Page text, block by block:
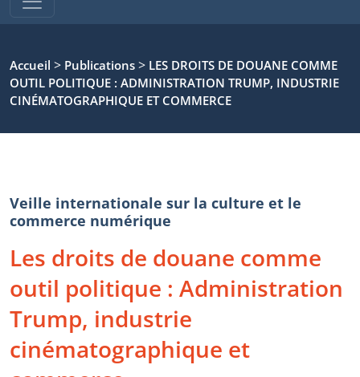
Accueil > Publications > LES DROITS DE DOUANE COMME
OUTIL POLITIQUE : ADMINISTRATION TRUMP, INDUSTRIE
CINÉMATOGRAPHIQUE ET COMMERCE
Veille internationale sur la culture et le
commerce numérique
Les droits de douane comme
outil politique : Administration
Trump, industrie
cinématographique et